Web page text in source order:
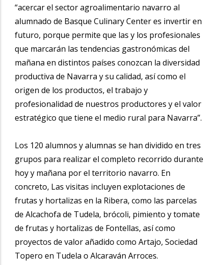
“acercar el sector agroalimentario navarro al
alumnado de Basque Culinary Center es invertir en
futuro, porque permite que las y los profesionales
que marcarán las tendencias gastronómicas del
mañana en distintos países conozcan la diversidad
productiva de Navarra y su calidad, así como el
origen de los productos, el trabajo y
profesionalidad de nuestros productores y el valor
estratégico que tiene el medio rural para Navarra”.
Los 120 alumnos y alumnas se han dividido en tres
grupos para realizar el completo recorrido durante
hoy y mañana por el territorio navarro. En
concreto, Las visitas incluyen explotaciones de
frutas y hortalizas en la Ribera, como las parcelas
de Alcachofa de Tudela, brócoli, pimiento y tomate
de frutas y hortalizas de Fontellas, así como
proyectos de valor añadido como Artajo, Sociedad
Topero en Tudela o Alcaraván Arroces.